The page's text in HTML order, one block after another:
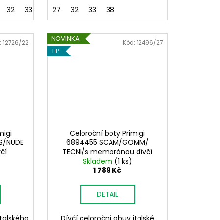
32 33 36
27 32 33 38
NUDE
12726/22
NOVINKA
TIP
Celoroční boty Primigi
6894455 SCAM/GOMM/
TECNI/s membránou dívčí
Skladem (1 ks)
1 789 Kč
DETAIL
Kód: 12496/27